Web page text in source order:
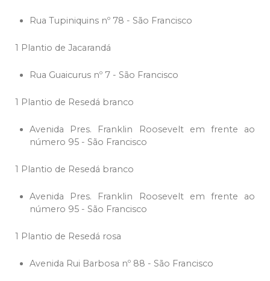
Rua Tupiniquins nº 78 - São Francisco
1 Plantio de Jacarandá
Rua Guaicurus nº 7 - São Francisco
1 Plantio de Resedá branco
Avenida Pres. Franklin Roosevelt em frente ao
número 95 - São Francisco
1 Plantio de Resedá branco
Avenida Pres. Franklin Roosevelt em frente ao
número 95 - São Francisco
1 Plantio de Resedá rosa
Avenida Rui Barbosa nº 88 - São Francisco